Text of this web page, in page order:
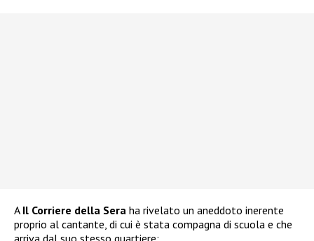
A Il Corriere della Sera ha rivelato un aneddoto inerente
proprio al cantante, di cui è stata compagna di scuola e che
arriva dal suo stesso quartiere: